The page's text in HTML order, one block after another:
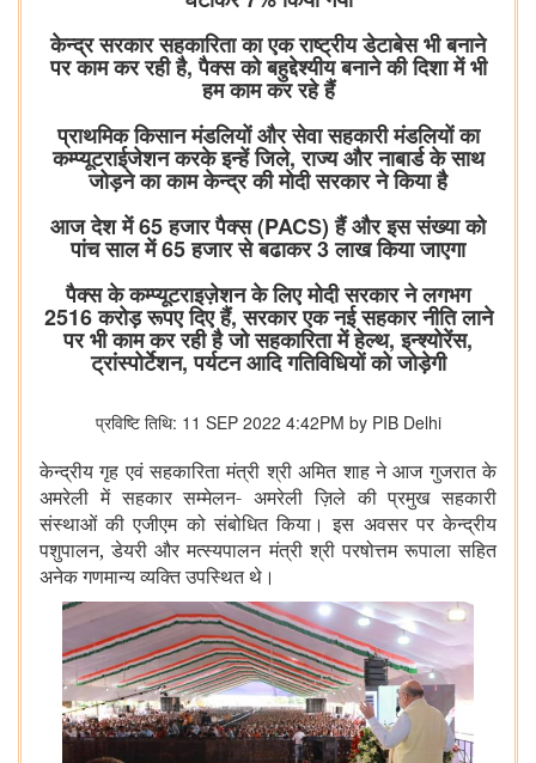
केन्द्र सरकार सहकारिता का एक राष्ट्रीय डेटाबेस भी बनाने
पर काम कर रही है, पैक्स को बहुद्देश्यीय बनाने की दिशा में भी
हम काम कर रहे हैं
प्राथमिक किसान मंडलियों और सेवा सहकारी मंडलियों का
कम्प्यूटराईजेशन करके इन्हें जिले, राज्य और नाबार्ड के साथ
जोड़ने का काम केन्द्र की मोदी सरकार ने किया है
आज देश में 65 हजार पैक्स (PACS) हैं और इस संख्या को
पांच साल में 65 हजार से बढाकर 3 लाख किया जाएगा
पैक्स के कम्प्यूटराइज़ेशन के लिए मोदी सरकार ने लगभग
2516 करोड़ रूपए दिए हैं, सरकार एक नई सहकार नीति लाने
पर भी काम कर रही है जो सहकारिता में हेल्थ, इन्श्योरेंस,
ट्रांस्पोर्टेशन, पर्यटन आदि गतिविधियों को जोड़ेगी
प्रविष्टि तिथि: 11 SEP 2022 4:42PM by PIB Delhi
केन्द्रीय गृह एवं सहकारिता मंत्री श्री अमित शाह ने आज गुजरात के
अमरेली में सहकार सम्मेलन- अमरेली ज़िले की प्रमुख सहकारी
संस्थाओं की एजीएम को संबोधित किया। इस अवसर पर केन्द्रीय
पशुपालन, डेयरी और मत्स्यपालन मंत्री श्री परषोत्तम रूपाला सहित
अनेक गणमान्य व्यक्ति उपस्थित थे।